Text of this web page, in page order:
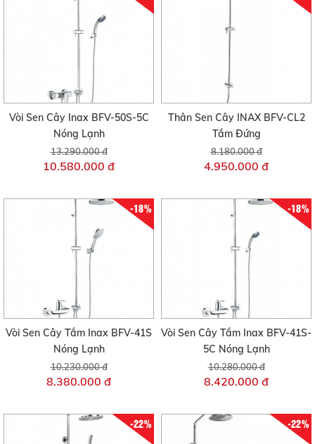
Vòi Sen Cây Inax BFV-50S-5C
Nóng Lạnh
13.290.000 đ
10.580.000 đ
Thân Sen Cây INAX BFV-CL2
Tắm Đứng
8.180.000 đ
4.950.000 đ
-18%
Vòi Sen Cây Tắm Inax BFV-41S
Nóng Lạnh
10.230.000 đ
8.380.000 đ
-18%
Vòi Sen Cây Tắm Inax BFV-41S-
5C Nóng Lạnh
10.280.000 đ
8.420.000 đ
-22% -22%